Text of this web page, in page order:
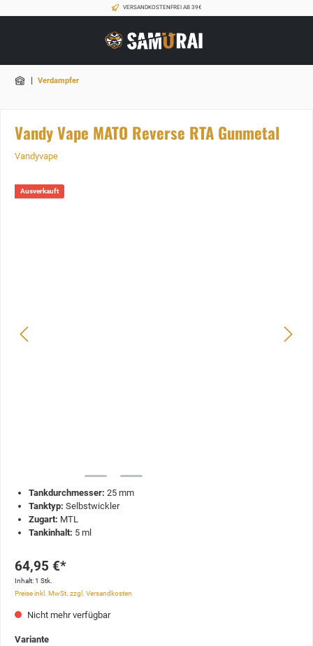
VERSANDKOSTENFREI AB 39€
| Verdampfer
Vandy Vape MATO Reverse RTA Gunmetal
Vandyvape
Ausverkauft
Tankdurchmesser: 25 mm
Tanktyp: Selbstwickler
Zugart: MTL
Tankinhalt: 5 ml
64,95 €*
Inhalt:1 Stk.
Preise inkl. MwSt. zzgl. Versandkosten
Nicht mehr verfügbar
Variante